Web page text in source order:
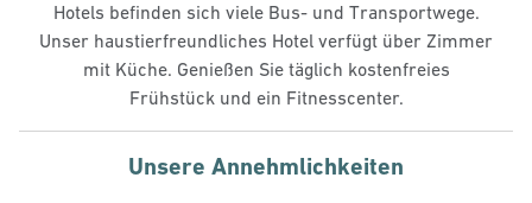
Hotels befinden sich viele Bus- und Transportwege.
Unser haustierfreundliches Hotel verfügt über Zimmer
mit Küche. Genießen Sie täglich kostenfreies
Frühstück und ein Fitnesscenter.
Unsere Annehmlichkeiten